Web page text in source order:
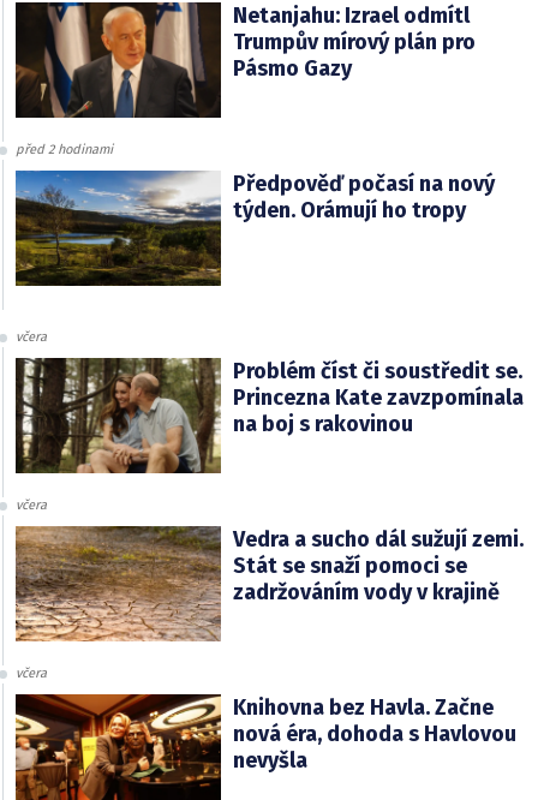
Netanjahu: Izrael odmítl
Trumpův mírový plán pro
Pásmo Gazy
před 2 hodinami
Předpověď počasí na nový
týden. Orámují ho tropy
včera
Problém číst či soustředit se.
Princezna Kate zavzpomínala
na boj s rakovinou
včera
Vedra a sucho dál sužují zemi.
Stát se snaží pomoci se
zadržováním vody v krajině
včera
Knihovna bez Havla. Začne
nová éra, dohoda s Havlovou
nevyšla